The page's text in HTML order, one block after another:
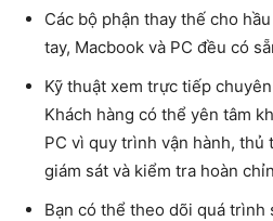
Các bộ phận thay thế cho
tay, Macbook và PC đều có
Kỹ thuật xem trực tiếp
Khách hàng có thể yên tâm
PC vì quy trình vận hành,
giám sát và kiểm tra hoàn
Bạn có thể theo dõi quá trình